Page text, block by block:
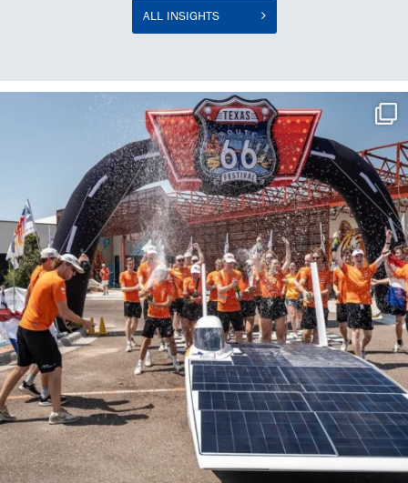
Achter de schermen van het
magazijn: Warehouse Supervisor
Yvan vertelt.
PEOPLE